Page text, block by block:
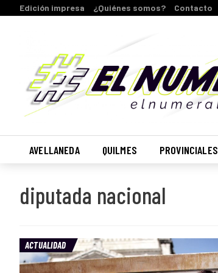
Edición impresa ¿Quiénes somos? Contacto
AVELLANEDA QUILMES PROVINCIALES
diputada nacional
ACTUALIDAD